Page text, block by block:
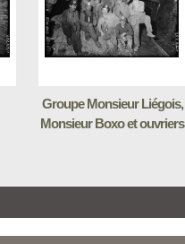
Groupe Monsieur Liégois,
Monsieur Boxo et ouvriers